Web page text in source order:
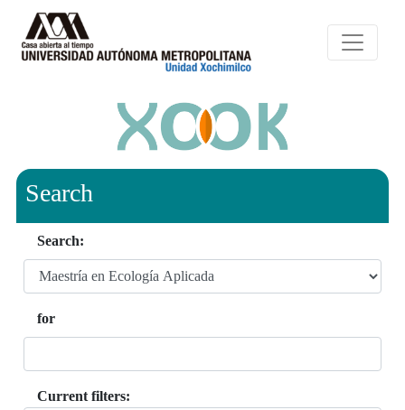
Search
Search:
for
Current filters: